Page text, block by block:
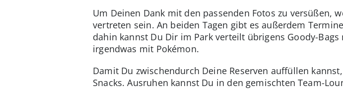
Um Deinen Dank mit den passenden Fotos zu versüßen,
vertreten sein. An beiden Tagen gibt es außerdem
dahin kannst Du Dir im Park verteilt übrigens Goody-
irgendwas mit Pokémon.
Damit Du zwischendurch Deine Reserven auffüllen
Snacks. Ausruhen kannst Du in den gemischten Team-